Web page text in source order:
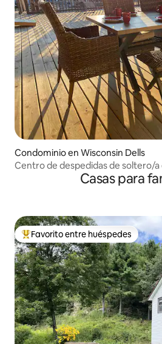
Condominio en Wisconsin Dells
Centro de despedidas de soltero/
Casas para
De los mejores en Favorito entre
Favorito entre huéspedes